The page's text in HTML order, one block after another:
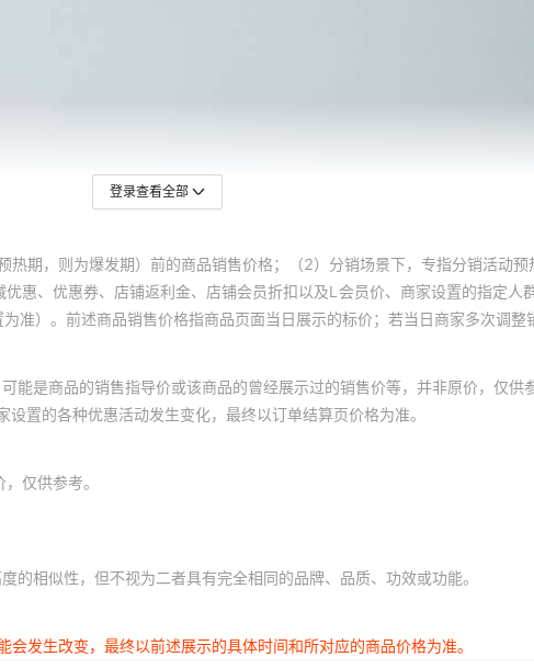
登录查看全部
热期，则为爆发期）前的商品销售价格；（2）分销场景下，专指分销活动
惠、优惠券、店铺返利金、店铺会员折扣以及L会员价、商家设置的指定
）。前述商品销售价格指商品页面当日展示的标价；若当日商家多次调整
是商品的销售指导价或该商品的曾经展示过的销售价等，并非原价，仅供参
置的各种优惠活动发生变化，最终以订单结算页价格为准。
仅供参考。
相似性，但不视为二者具有完全相同的品牌、品质、功效或功能。
发生改变，最终以前述展示的具体时间和所对应的商品价格为准。